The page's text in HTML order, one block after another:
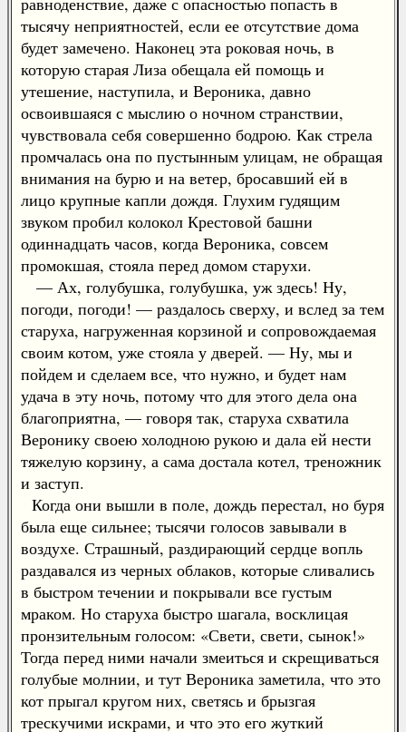
тысячу неприятностей, если ее отсутствие дома
будет замечено. Наконец эта роковая ночь, в
которую старая Лиза обещала ей помощь и
утешение, наступила, и Вероника, давно
освоившаяся с мыслию о ночном странствии,
чувствовала себя совершенно бодрою. Как стрела
промчалась она по пустынным улицам, не обращая
внимания на бурю и на ветер, бросавший ей в
лицо крупные капли дождя. Глухим гудящим
звуком пробил колокол Крестовой башни
одиннадцать часов, когда Вероника, совсем
промокшая, стояла перед домом старухи.
— Ах, голубушка, голубушка, уж здесь! Ну,
погоди, погоди! — раздалось сверху, и вслед за тем
старуха, нагруженная корзиной и сопровождаемая
своим котом, уже стояла у дверей. — Ну, мы и
пойдем и сделаем все, что нужно, и будет нам
удача в эту ночь, потому что для этого дела она
благоприятна, — говоря так, старуха схватила
Веронику своею холодною рукою и дала ей нести
тяжелую корзину, а сама достала котел, треножник
и заступ.
Когда они вышли в поле, дождь перестал, но буря
была еще сильнее; тысячи голосов завывали в
воздухе. Страшный, раздирающий сердце вопль
раздавался из черных облаков, которые сливались
в быстром течении и покрывали все густым
мраком. Но старуха быстро шагала, восклицая
пронзительным голосом: «Свети, свети, сынок!»
Тогда перед ними начали змеиться и скрещиваться
голубые молнии, и тут Вероника заметила, что это
кот прыгал кругом них, светясь и брызгая
трескучими искрами, и что это его жуткий